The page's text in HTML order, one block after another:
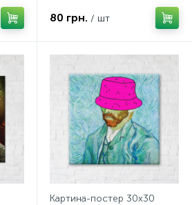
80 грн. / шт
Картина-постер 30х30